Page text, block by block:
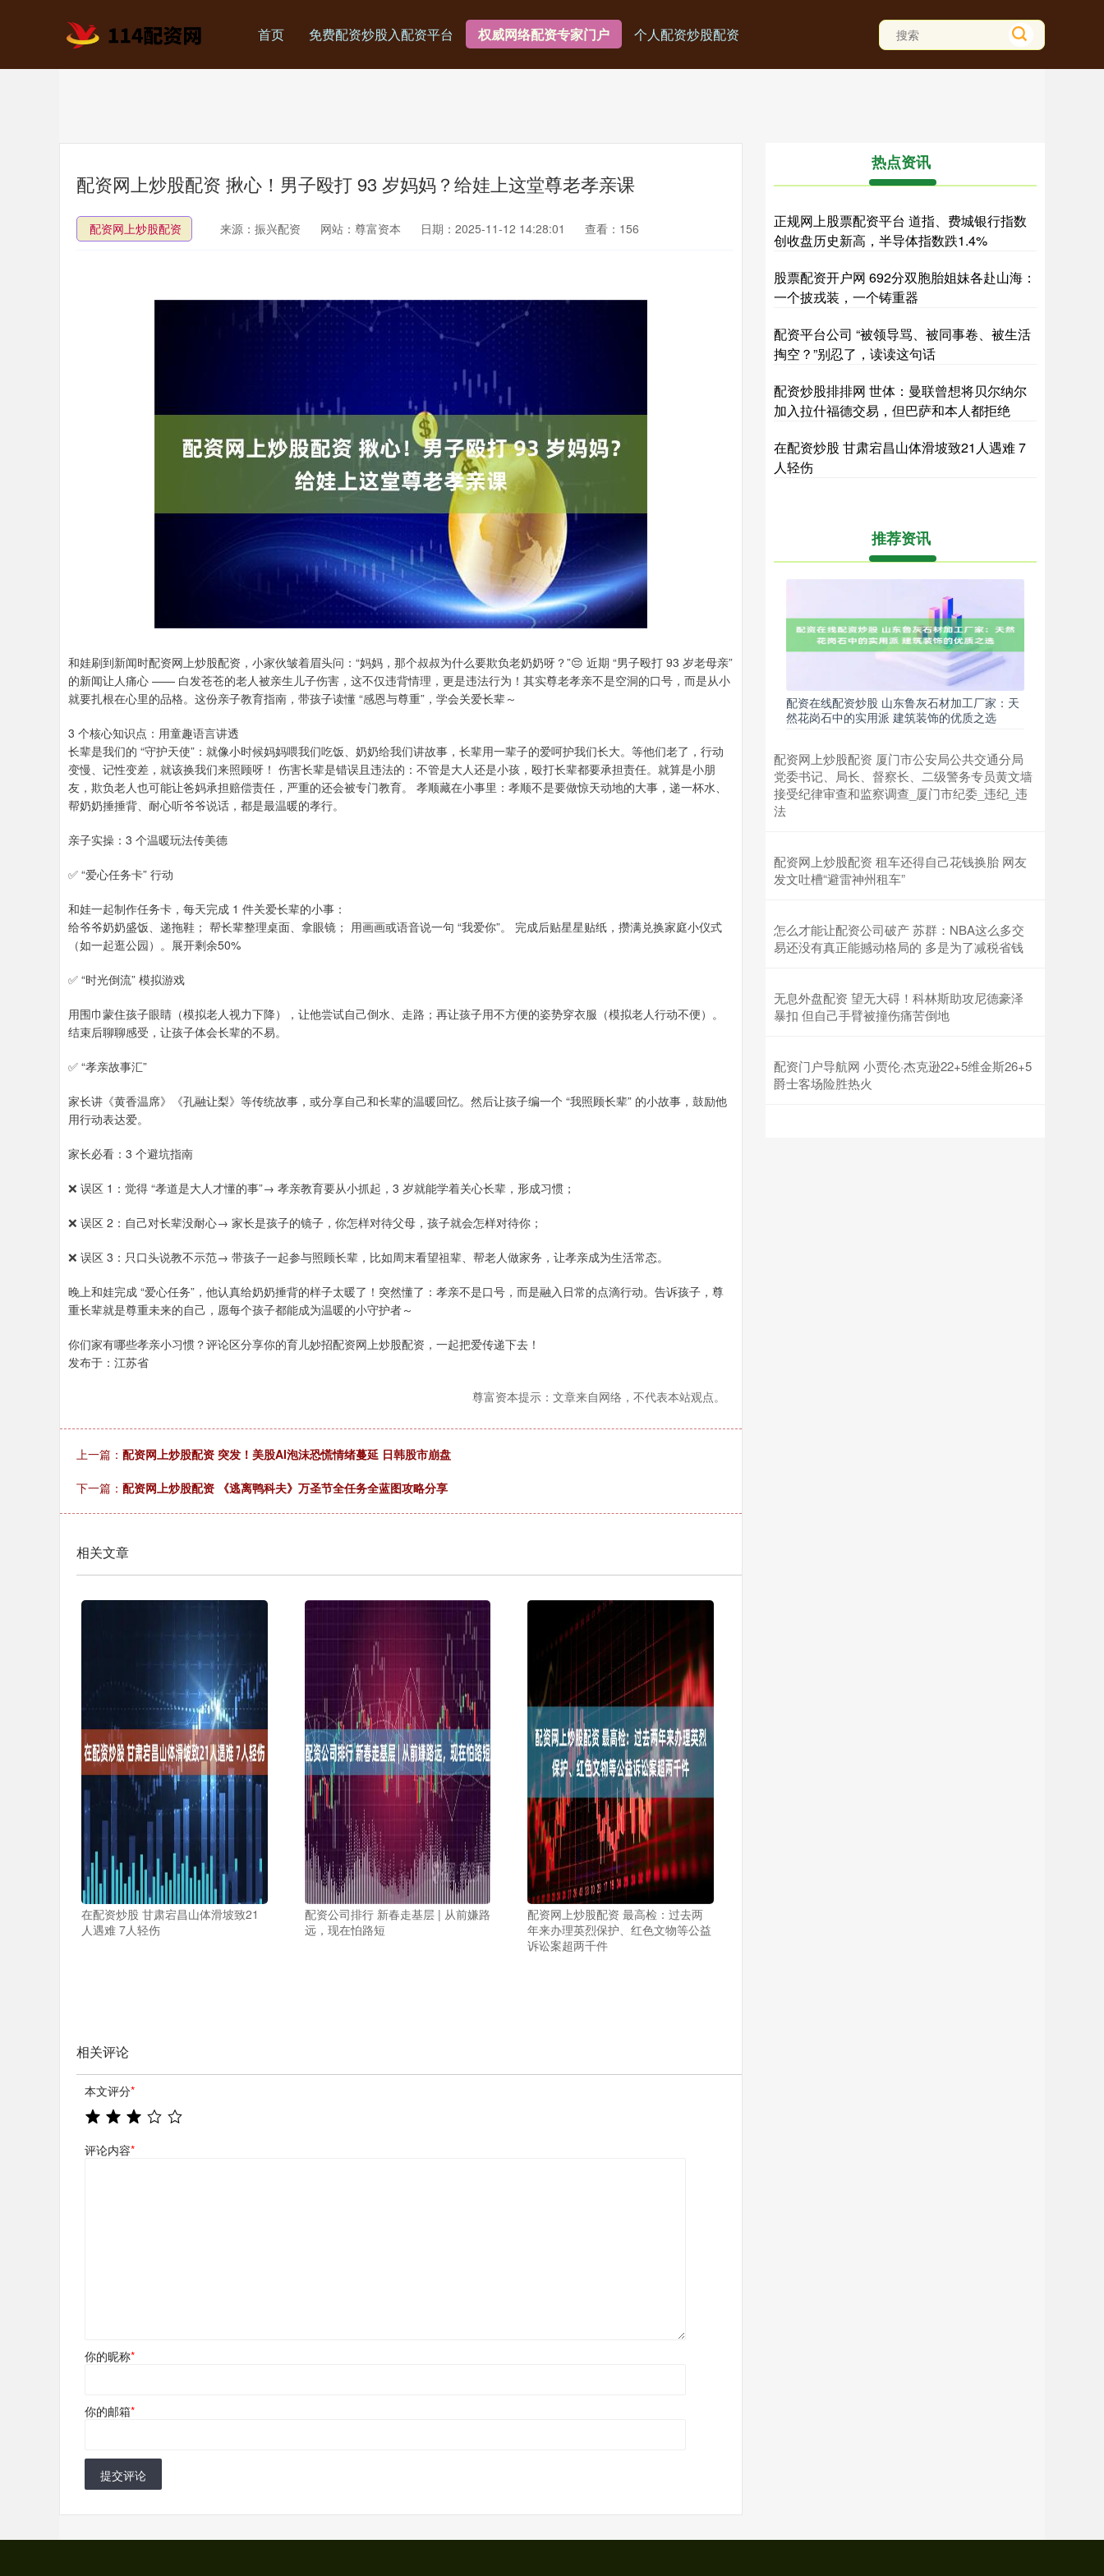
首页 免费配资炒股入配资平台 权威网络配资专家门户 个人配资炒股配资
配资网上炒股配资 揪心！男子殴打 93 岁妈妈？给娃上这堂尊老孝亲课
配资网上炒股配资 来源：振兴配资 网站：尊富资本 日期：2025-11-12 14:28:01 查看：156
和娃刷到新闻时配资网上炒股配资，小家伙皱着眉头问：“妈妈，那个叔叔为什么要欺负老奶奶呀？”😔 近期 “男子殴打 93 岁老母亲”
的新闻让人痛心 —— 白发苍苍的老人被亲生儿子伤害，这不仅违背情理，更是违法行为！其实尊老孝亲不是空洞的口号，而是从小
就要扎根在心里的品格。这份亲子教育指南，带孩子读懂 “感恩与尊重”，学会关爱长辈～
3 个核心知识点：用童趣语言讲透
长辈是我们的 “守护天使”：就像小时候妈妈喂我们吃饭、奶奶给我们讲故事，长辈用一辈子的爱呵护我们长大。等他们老了，行动
变慢、记性变差，就该换我们来照顾呀！ 伤害长辈是错误且违法的：不管是大人还是小孩，殴打长辈都要承担责任。就算是小朋
友，欺负老人也可能让爸妈承担赔偿责任，严重的还会被专门教育。 孝顺藏在小事里：孝顺不是要做惊天动地的大事，递一杯水、
帮奶奶捶捶背、耐心听爷爷说话，都是最温暖的孝行。
亲子实操：3 个温暖玩法传美德
✅ “爱心任务卡” 行动
和娃一起制作任务卡，每天完成 1 件关爱长辈的小事：
给爷爷奶奶盛饭、递拖鞋； 帮长辈整理桌面、拿眼镜； 用画画或语音说一句 “我爱你”。 完成后贴星星贴纸，攒满兑换家庭小仪式
（如一起逛公园）。展开剩余50%
✅ “时光倒流” 模拟游戏
用围巾蒙住孩子眼睛（模拟老人视力下降），让他尝试自己倒水、走路；再让孩子用不方便的姿势穿衣服（模拟老人行动不便）。
结束后聊聊感受，让孩子体会长辈的不易。
✅ “孝亲故事汇”
家长讲《黄香温席》《孔融让梨》等传统故事，或分享自己和长辈的温暖回忆。然后让孩子编一个 “我照顾长辈” 的小故事，鼓励他
用行动表达爱。
家长必看：3 个避坑指南
❌ 误区 1：觉得 “孝道是大人才懂的事”→ 孝亲教育要从小抓起，3 岁就能学着关心长辈，形成习惯；
❌ 误区 2：自己对长辈没耐心→ 家长是孩子的镜子，你怎样对待父母，孩子就会怎样对待你；
❌ 误区 3：只口头说教不示范→ 带孩子一起参与照顾长辈，比如周末看望祖辈、帮老人做家务，让孝亲成为生活常态。
晚上和娃完成 “爱心任务”，他认真给奶奶捶背的样子太暖了！突然懂了：孝亲不是口号，而是融入日常的点滴行动。告诉孩子，尊
重长辈就是尊重未来的自己，愿每个孩子都能成为温暖的小守护者～
你们家有哪些孝亲小习惯？评论区分享你的育儿妙招配资网上炒股配资，一起把爱传递下去！
发布于：江苏省
尊富资本提示：文章来自网络，不代表本站观点。
上一篇： 配资网上炒股配资 突发！美股AI泡沫恐慌情绪蔓延 日韩股市崩盘
下一篇： 配资网上炒股配资 《逃离鸭科夫》万圣节全任务全蓝图攻略分享
相关文章
在配资炒股 甘肃宕昌山体滑坡致21
人遇难 7人轻伤
配资公司排行 新春走基层 | 从前嫌路
远，现在怕路短
配资网上炒股配资 最高检：过去两
年来办理英烈保护、红色文物等公益
诉讼案超两千件
相关评论
本文评分*
评论内容*
你的昵称*
你的邮箱*
提交评论
热点资讯
正规网上股票配资平台 道指、费城银行指数
创收盘历史新高，半导体指数跌1.4%
股票配资开户网 692分双胞胎姐妹各赴山海：
一个披戎装，一个铸重器
配资平台公司 “被领导骂、被同事卷、被生活
掏空？”别忍了，读读这句话
配资炒股排排网 世体：曼联曾想将贝尔纳尔
加入拉什福德交易，但巴萨和本人都拒绝
在配资炒股 甘肃宕昌山体滑坡致21人遇难 7
人轻伤
推荐资讯
配资在线配资炒股 山东鲁灰石材加工厂家：天
然花岗石中的实用派 建筑装饰的优质之选
配资网上炒股配资 厦门市公安局公共交通分局
党委书记、局长、督察长、二级警务专员黄文墙
接受纪律审查和监察调查_厦门市纪委_违纪_违
法
配资网上炒股配资 租车还得自己花钱换胎 网友
发文吐槽“避雷神州租车”
怎么才能让配资公司破产 苏群：NBA这么多交
易还没有真正能撼动格局的 多是为了减税省钱
无息外盘配资 望无大碍！科林斯助攻尼德豪泽
暴扣 但自己手臂被撞伤痛苦倒地
配资门户导航网 小贾伦·杰克逊22+5维金斯26+5
爵士客场险胜热火